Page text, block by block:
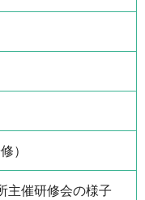
）
主催研修会の様子